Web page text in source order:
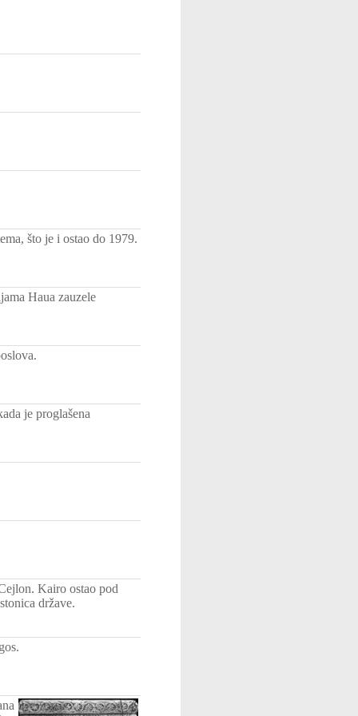
što je i ostao do 1979.
Haua zauzele
je proglašena
Kairo ostao pod
države.